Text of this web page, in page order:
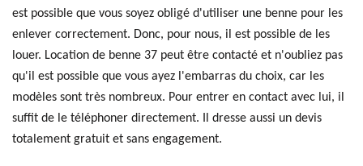
est possible que vous soyez obligé d'utiliser une benne pour les
enlever correctement. Donc, pour nous, il est possible de les
louer. Location de benne 37 peut être contacté et n'oubliez pas
qu'il est possible que vous ayez l'embarras du choix, car les
modèles sont très nombreux. Pour entrer en contact avec lui, il
suffit de le téléphoner directement. Il dresse aussi un devis
totalement gratuit et sans engagement.